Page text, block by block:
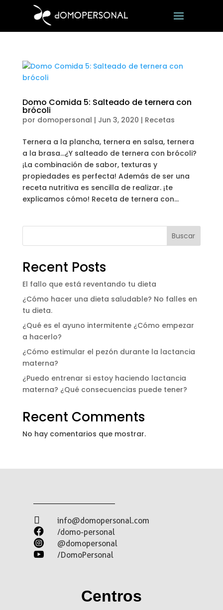
Domo Comida 5: Salteado de ternera con
brócoli
por domopersonal | Jun 3, 2020 | Recetas
Ternera a la plancha, ternera en salsa, ternera
a la brasa…¿Y salteado de ternera con brócoli?
¡La combinación de sabor, texturas y
propiedades es perfecta! Además de ser una
receta nutritiva es sencilla de realizar. ¡te
explicamos cómo! Receta de ternera con...
Buscar
Recent Posts
El fallo que está reventando tu dieta
¿Cómo hacer una dieta saludable? No falles en
tu dieta.
¿Qué es el ayuno intermitente ¿Cómo empezar
a hacerlo?
¿Cómo estimular el pezón durante la lactancia
materna?
¿Puedo entrenar si estoy haciendo lactancia
materna? ¿Qué consecuencias puede tener?
Recent Comments
No hay comentarios que mostrar.
 info@domopersonal.com
 /domo-personal
 @domopersonal
 /DomoPersonal
Centros